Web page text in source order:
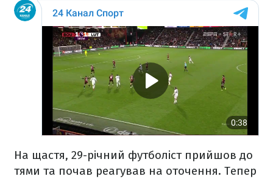
На щастя, 29-річний футболіст прийшов до
тями та почав реагував на оточення. Тепер